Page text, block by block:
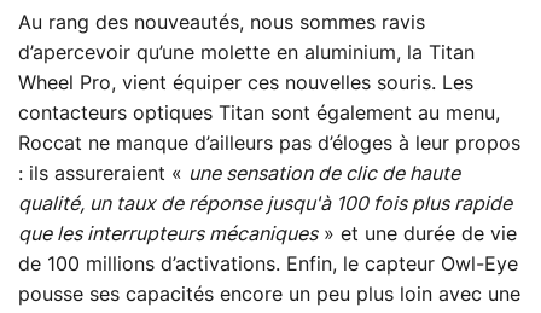
Au rang des nouveautés, nous sommes ravis
d’apercevoir qu’une molette en aluminium, la Titan
Wheel Pro, vient équiper ces nouvelles souris. Les
contacteurs optiques Titan sont également au menu,
Roccat ne manque d’ailleurs pas d’éloges à leur propos
: ils assureraient « une sensation de clic de haute
qualité, un taux de réponse jusqu'à 100 fois plus rapide
que les interrupteurs mécaniques» et une durée de vie
de 100 millions d’activations. Enfin, le capteur Owl-Eye
pousse ses capacités encore un peu plus loin avec une